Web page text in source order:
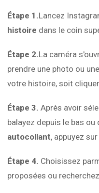
Étape 1.Lancez
histoire dans le coin
Étape 2.La caméra
prendre une photo ou
votre histoire, soit
Étape 3. Après avoir
balayez depuis le bas ou
autocollant, appuyez
Étape 4. Choisissez
proposées ou